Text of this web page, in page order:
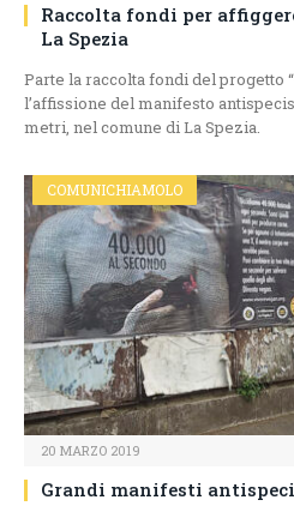
Raccolta fondi per
La Spezia
Parte la raccolta fondi del progetto
l’affissione del manifesto
metri, nel comune di La Spezia.
COMUNICHIAMOLO
20 MARZO 2019
Grandi manifesti